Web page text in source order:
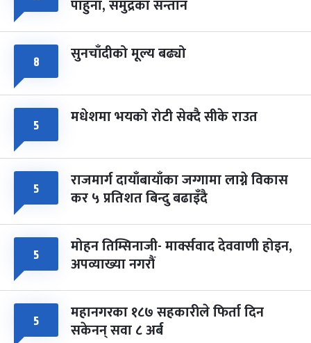
सोम चैत्र ८, २०८३-Mar 22, 2027
पाहुना, समुद्रका सन्तान
८ सुनचाँदीको मूल्य बढ्यो
५ मधेशमा भयको रोटी सेक्दै सीके राउत
५ राजमार्ग दायाँबायाँका जग्गामा लाग्ने विकास
कर ५ प्रतिशत बिन्दु बढाइँदै
५ मोहन तिम्सिनाजी- मार्क्सवाद देववाणी होइन,
अपव्याख्या नगरौं
५ महानगरका १८७ सहकारीले फिर्ता दिन
सकेनन् सवा ८ अर्ब